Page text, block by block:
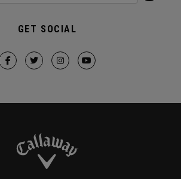
GET SOCIAL